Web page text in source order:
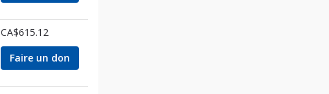
CA$615.12
Faire un don